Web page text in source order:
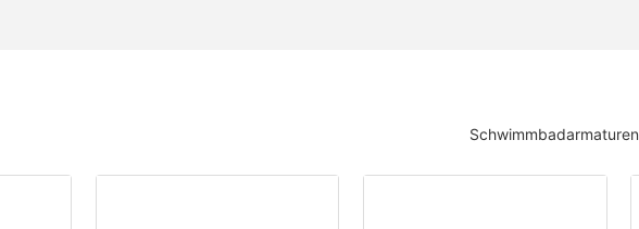
Schwimmbadarmaturen